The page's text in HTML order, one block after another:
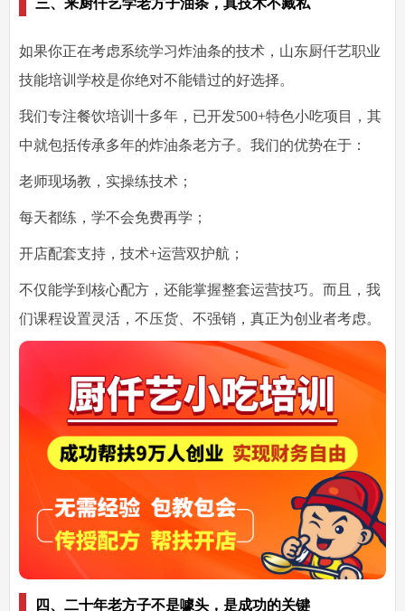
三、来厨仟艺学老方子油条，真技术不藏私
如果你正在考虑系统学习炸油条的技术，山东厨仟艺职业
技能培训学校是你绝对不能错过的好选择。
我们专注餐饮培训十多年，已开发500+特色小吃项目，其
中就包括传承多年的炸油条老方子。我们的优势在于：
老师现场教，实操练技术 ；
每天都练，学不会免费再学 ；
开店配套支持，技术+运营双护航 ；
不仅能学到核心配方，还能掌握整套运营技巧。而且，我
们课程设置灵活，不压货、不强销，真正为创业者考虑。
四、二十年老方子不是噱头，是成功的关键